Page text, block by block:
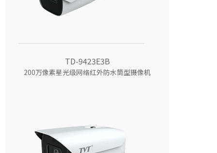
TD-9423E3B
200万像素星光级网络红外防水筒型摄像机